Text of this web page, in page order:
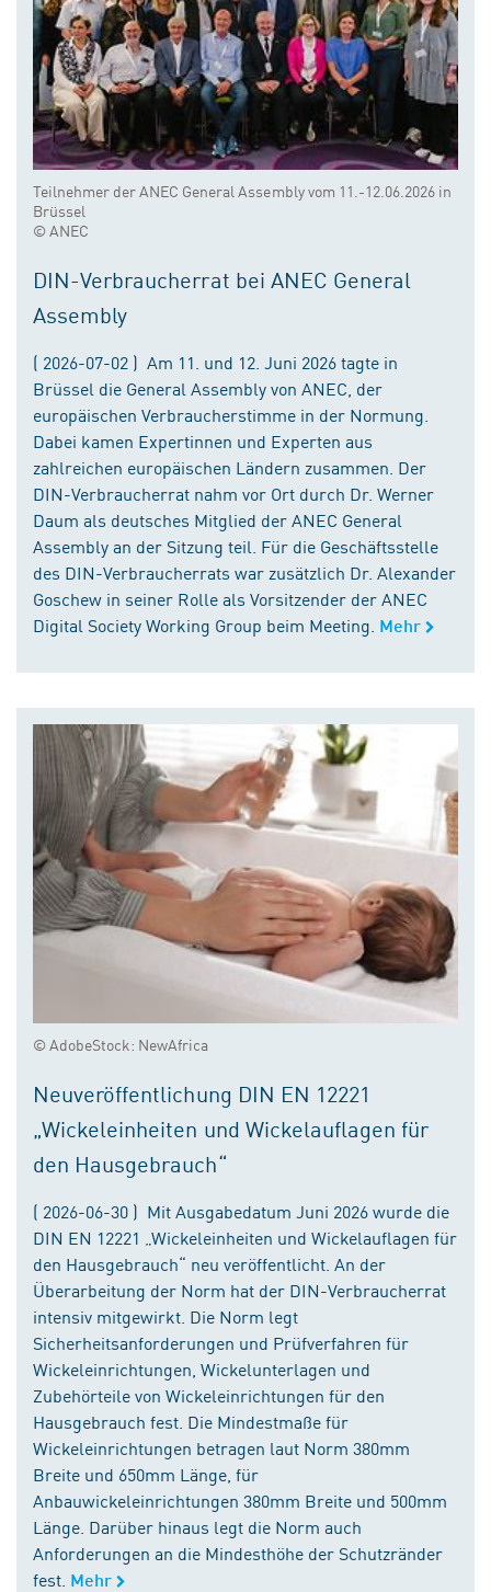
Teilnehmer der ANEC General Assembly vom 11.-12.06.2026 in
Brüssel
© ANEC
DIN-Verbraucherrat bei ANEC General
Assembly
( 2026-07-02 ) Am 11. und 12. Juni 2026 tagte in
Brüssel die General Assembly von ANEC, der
europäischen Verbraucherstimme in der Normung.
Dabei kamen Expertinnen und Experten aus
zahlreichen europäischen Ländern zusammen. Der
DIN-Verbraucherrat nahm vor Ort durch Dr. Werner
Daum als deutsches Mitglied der ANEC General
Assembly an der Sitzung teil. Für die Geschäftsstelle
des DIN-Verbraucherrats war zusätzlich Dr. Alexander
Goschew in seiner Rolle als Vorsitzender der ANEC
Digital Society Working Group beim Meeting. Mehr
© AdobeStock: NewAfrica
Neuveröffentlichung DIN EN 12221
„Wickeleinheiten und Wickelauflagen für
den Hausgebrauch“
( 2026-06-30 ) Mit Ausgabedatum Juni 2026 wurde die
DIN EN 12221 „Wickeleinheiten und Wickelauflagen für
den Hausgebrauch“ neu veröffentlicht. An der
Überarbeitung der Norm hat der DIN-Verbraucherrat
intensiv mitgewirkt. Die Norm legt
Sicherheitsanforderungen und Prüfverfahren für
Wickeleinrichtungen, Wickelunterlagen und
Zubehörteile von Wickeleinrichtungen für den
Hausgebrauch fest. Die Mindestmaße für
Wickeleinrichtungen betragen laut Norm 380mm
Breite und 650mm Länge, für
Anbauwickeleinrichtungen 380mm Breite und 500mm
Länge. Darüber hinaus legt die Norm auch
Anforderungen an die Mindesthöhe der Schutzränder
fest. Mehr